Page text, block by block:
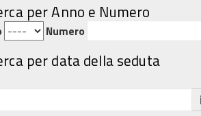
per Anno e Numero
Numero
per data della seduta